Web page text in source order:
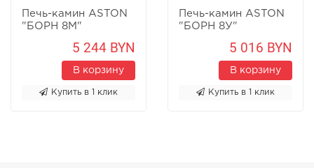
Печь-камин ASTON
"БОРН 8М"
5 244 BYN
В корзину
Купить в 1 клик
Печь-камин ASTON
"БОРН 8У"
5 016 BYN
В корзину
Купить в 1 клик